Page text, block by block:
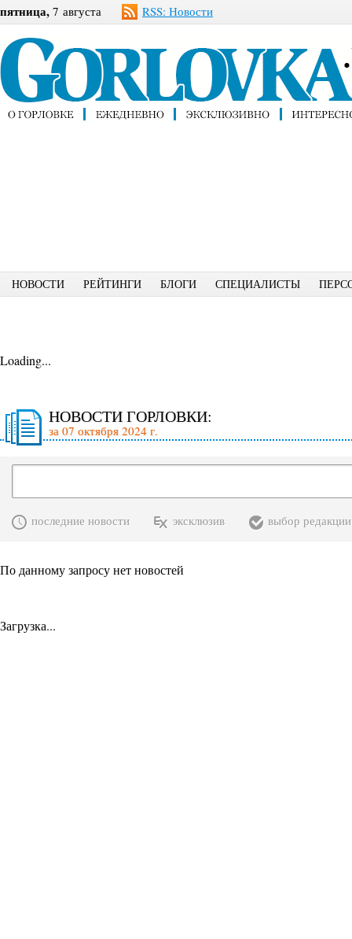
пятница, 7 августа RSS: Новости
НОВОСТИ РЕЙТИНГИ БЛОГИ СПЕЦИАЛИСТЫ
Loading...
НОВОСТИ ГОРЛОВКИ:
за 07 октября 2024 г.
последние новости эксклюзив выбор редакции
По данному запросу нет новостей
Загрузка...